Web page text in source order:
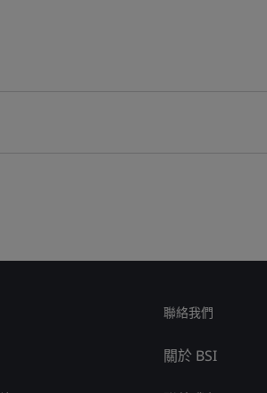
聯絡我們
關於 BSI